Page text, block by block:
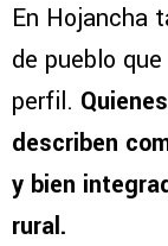
En Hojancha
de pueblo
perfil.
describen
y bien
rural.